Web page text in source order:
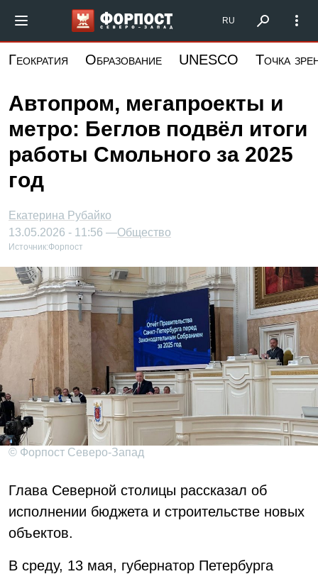
основному
Форпост Северо-Запад
RU
Геократия Образование UNESCO Точка
Автопром, мегапроекты и
метро: Беглов подвёл итоги
работы Смольного за 2025
год
Екатерина Рубайко
13.05.2026 - 11:56 —Общество
Источник:Форпост
© Форпост Северо-Запад
Глава Северной столицы рассказал об
исполнении бюджета и строительстве новых
объектов.
В среду, 13 мая, губернатор Петербурга